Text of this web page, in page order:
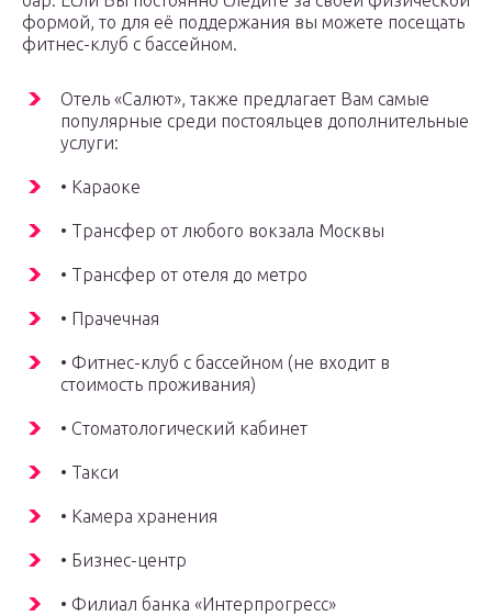
формой, то для её поддержания вы можете посещать
фитнес-клуб с бассейном.
Отель «Салют», также предлагает Вам самые
популярные среди постояльцев дополнительные
услуги:
• Караоке
• Трансфер от любого вокзала Москвы
• Трансфер от отеля до метро
• Прачечная
• Фитнес-клуб с бассейном (не входит в
стоимость проживания)
• Стоматологический кабинет
• Такси
• Камера хранения
• Бизнес-центр
• Филиал банка «Интерпрогресс»